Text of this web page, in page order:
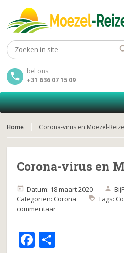
bel ons:
+31 636 07 15 09
Home Corona-virus en Moezel-
Corona-virus en
Datum: 18 maart 2020 Bij
Categorien: Corona Tags:
commentaar
F